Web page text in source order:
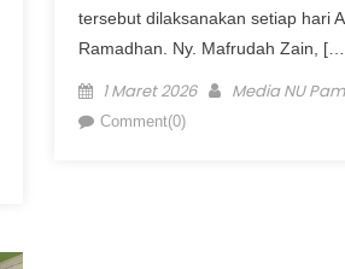
tersebut dilaksanakan setiap hari
Ramadhan. Ny. Mafrudah Zain,
Posted on
1 Maret 2026 Author
Media NU
Comment(0)